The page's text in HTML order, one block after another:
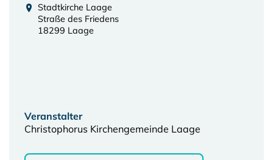
Stadtkirche Laage
Straße des Friedens
18299 Laage
Veranstalter
Christophorus Kirchengemeinde Laage